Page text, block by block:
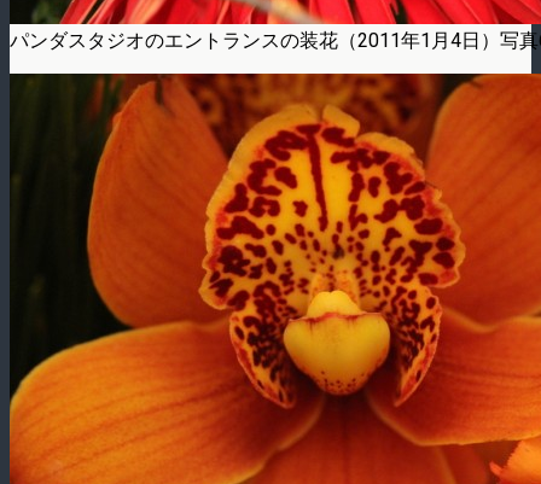
パンダスタジオのエントランスの装花（2011年1月4日）写